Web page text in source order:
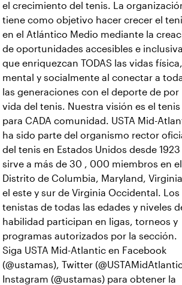
el crecimiento del tenis. La
tiene como objetivo hacer crecer el
en el Atlántico Medio mediante la
de oportunidades accesibles e
que enriquezcan TODAS las vidas física,
mental y socialmente al conectar a
las generaciones con el deporte de por
vida del tenis. Nuestra visión es el tenis
para CADA comunidad. USTA Mid-
ha sido parte del organismo rector
del tenis en Estados Unidos desde 1923
sirve a más de 30 , 000 miembros en el
Distrito de Columbia, Maryland,
el este y sur de Virginia Occidental. Los
tenistas de todas las edades y niveles
habilidad participan en ligas, torneos y
programas autorizados por la sección.
Siga USTA Mid-Atlantic en Facebook
(@ustamas), Twitter
Instagram (@ustamas) para obtener la